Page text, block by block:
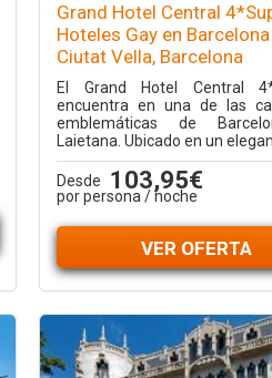
Grand Hotel Central
Hoteles Gay en Barcelona
Ciutat Vella, Barcelona
El Grand Hotel Central
encuentra en una de las
emblemáticas de
Laietana. Ubicado en un
Desde 103,95€
por persona / noche
VER OFERTA